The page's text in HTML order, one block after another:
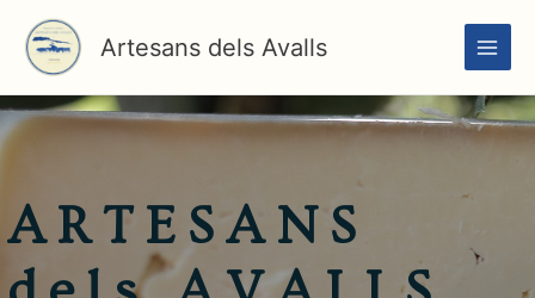
contenido
Artesans dels Avalls
ARTESANS